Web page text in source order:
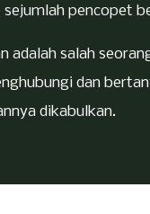
pencopet
adalah salah
dan
dikabulkan.